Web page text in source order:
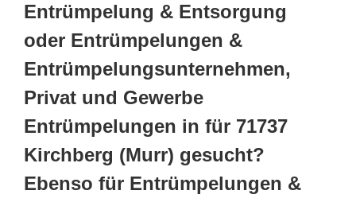
Entrümpelung & Entsorgung
oder Entrümpelungen &
Entrümpelungsunternehmen,
Privat und Gewerbe
Entrümpelungen in für 71737
Kirchberg (Murr) gesucht?
Ebenso für Entrümpelungen &